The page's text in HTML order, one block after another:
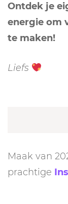
Ontdek je
energie om
te maken!
Liefs
Maak van
prachtige